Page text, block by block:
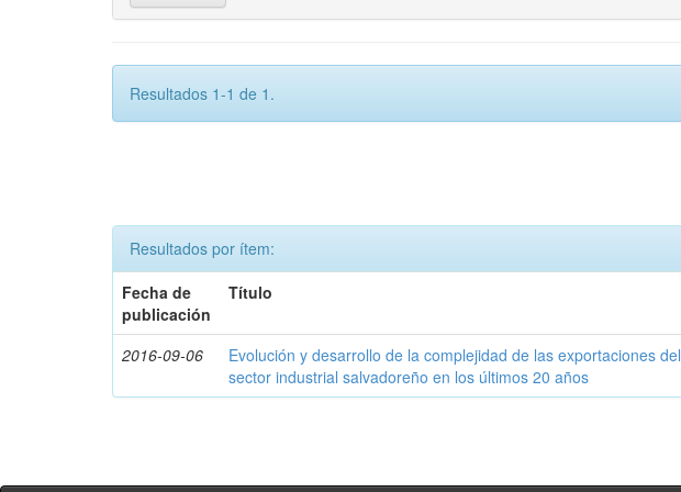
Resultados 1-1 de 1.
Resultados por ítem:
Fecha de
publicación
Título
2016-09-06
Evolución y desarrollo de la complejidad de las exportaciones del
sector industrial salvadoreño en los últimos 20 años